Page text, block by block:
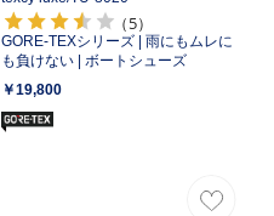
（5）
GORE-TEXシリーズ | 雨にもムレに
も負けない | ボートシューズ
￥19,800